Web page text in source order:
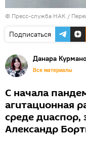
© Пресс-служба НАК /
Подписаться
Данара
Все материалы
С начала
агитационная
среде диаспор,
Александр